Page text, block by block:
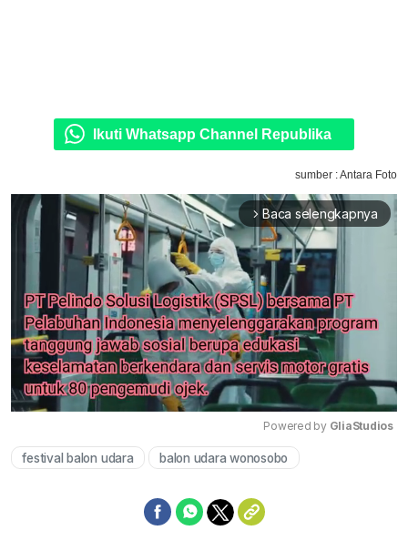
Ikuti Whatsapp Channel Republika
sumber : Antara Foto
arrow_forward_ios Baca selengkapnya
Powered by GliaStudios
festival balon udara balon udara wonosobo